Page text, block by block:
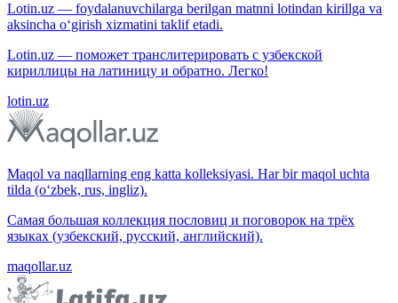
Lotin.uz — foydalanuvchilarga berilgan matnni lotindan kirillga va
aksincha o‘girish xizmatini taklif etadi.
Lotin.uz — поможет транслитерировать с узбекской
кириллицы на латиницу и обратно. Легко!
lotin.uz
Maqol va naqllarning eng katta kolleksiyasi. Har bir maqol uchta
tilda (o‘zbek, rus, ingliz).
Самая большая коллекция пословиц и поговорок на трёх
языках (узбекский, русский, английский).
maqollar.uz